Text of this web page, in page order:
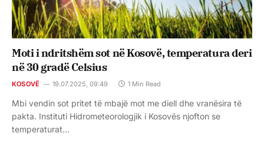
Moti i ndritshëm sot në Kosovë, temperatura deri
në 30 gradë Celsius
KOSOVË 19.07.2025, 09:49 1 Min Read
Mbi vendin sot pritet të mbajë mot me diell dhe vranësira të
pakta. Instituti Hidrometeorologjik i Kosovës njofton se
temperaturat…